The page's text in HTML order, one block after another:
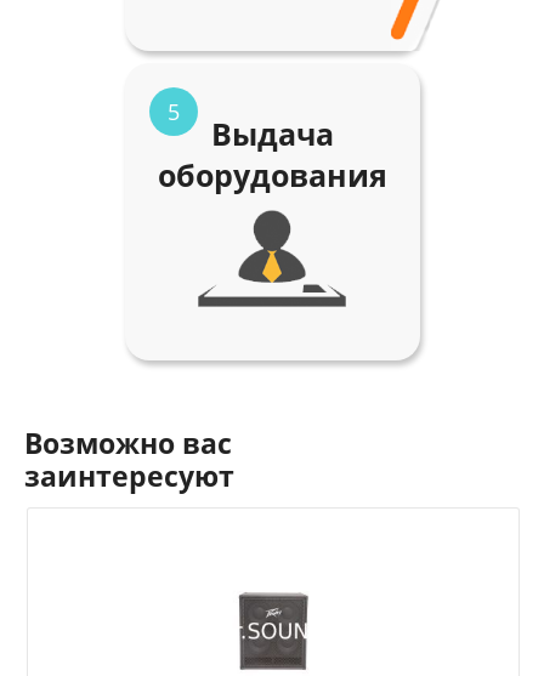
5
Выдача
оборудования
Возможно вас
заинтересуют